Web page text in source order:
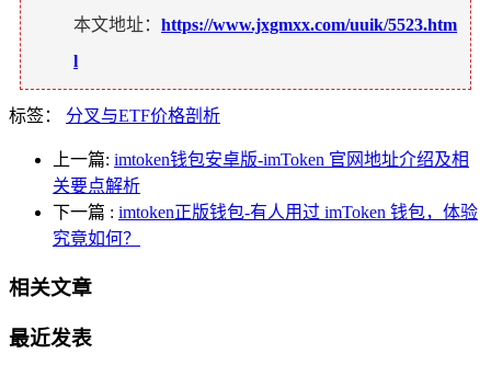
本文地址： https://www.jxgmxx.com/uuik/5523.htm
l
标签： 分叉与ETF价格剖析
上一篇: imtoken钱包安卓版-imToken 官网地址介绍及相
关要点解析
下一篇 : imtoken正版钱包-有人用过 imToken 钱包，体验
究竟如何？
相关文章
最近发表